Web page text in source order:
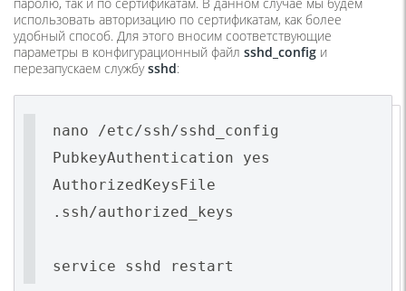
использовать авторизацию по сертификатам, как более
удобный способ. Для этого вносим соответствующие
параметры в конфигурационный файл sshd_config и
перезапускаем службуsshd:
nano /etc/ssh/sshd_config
PubkeyAuthentication yes
AuthorizedKeysFile
.ssh/authorized_keys
service sshd restart